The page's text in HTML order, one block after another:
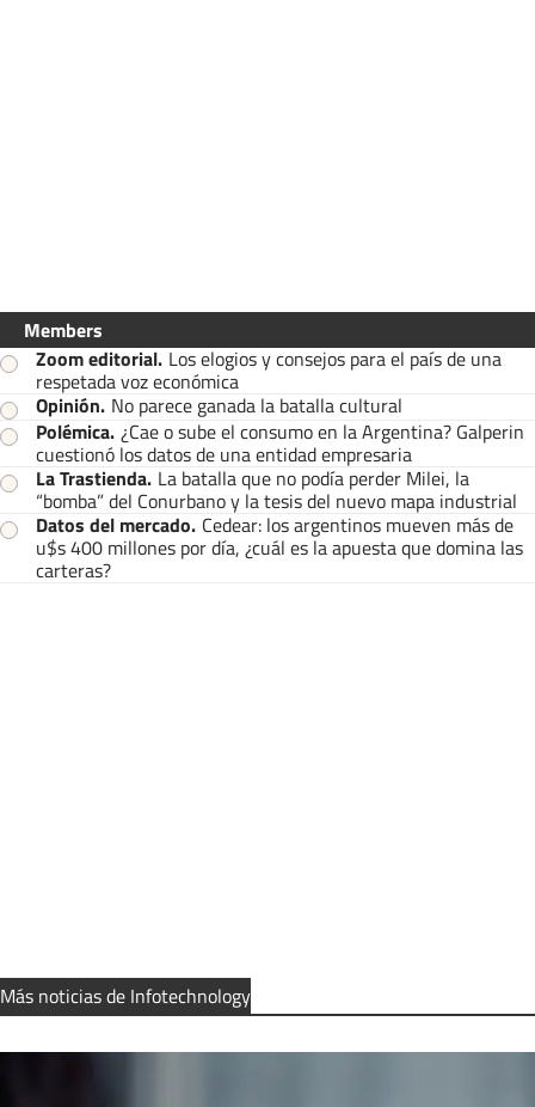
Members
Zoom editorial. Los elogios y consejos para el país de una
respetada voz económica
Opinión. No parece ganada la batalla cultural
Polémica. ¿Cae o sube el consumo en la Argentina? Galperin
cuestionó los datos de una entidad empresaria
La Trastienda. La batalla que no podía perder Milei, la
“bomba” del Conurbano y la tesis del nuevo mapa industrial
Datos del mercado. Cedear: los argentinos mueven más de
u$s 400 millones por día, ¿cuál es la apuesta que domina las
carteras?
Más noticias de Infotechnology